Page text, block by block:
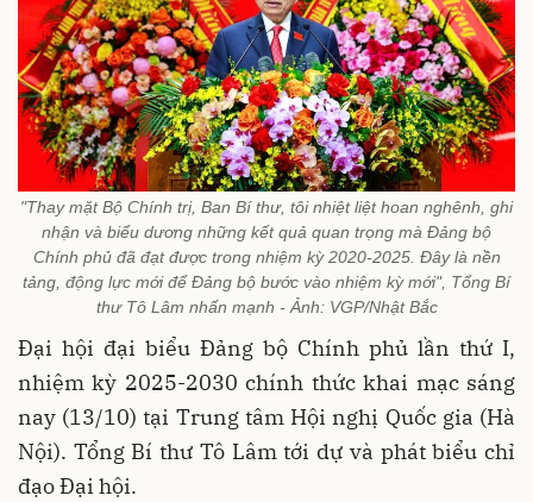
"Thay mặt Bộ Chính trị, Ban Bí thư, tôi nhiệt liệt hoan nghênh, ghi
nhận và biểu dương những kết quả quan trọng mà Đảng bộ
Chính phủ đã đạt được trong nhiệm kỳ 2020-2025. Đây là nền
tảng, động lực mới để Đảng bộ bước vào nhiệm kỳ mới", Tổng Bí
thư Tô Lâm nhấn mạnh - Ảnh: VGP/Nhật Bắc
Đại hội đại biểu Đảng bộ Chính phủ lần thứ I,
nhiệm kỳ 2025-2030 chính thức khai mạc sáng
nay (13/10) tại Trung tâm Hội nghị Quốc gia (Hà
Nội). Tổng Bí thư Tô Lâm tới dự và phát biểu chỉ
đạo Đại hội.